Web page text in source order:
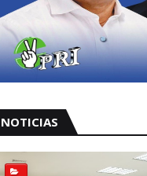
NOTICIAS